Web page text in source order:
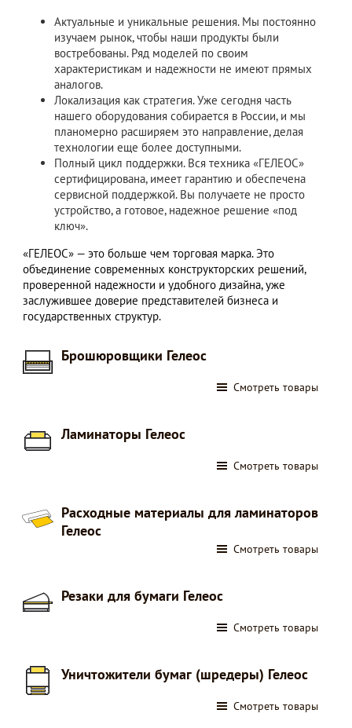
Актуальные и уникальные решения. Мы постоянно
изучаем рынок, чтобы наши продукты были
востребованы. Ряд моделей по своим
характеристикам и надежности не имеют прямых
аналогов.
Локализация как стратегия. Уже сегодня часть
нашего оборудования собирается в России, и мы
планомерно расширяем это направление, делая
технологии еще более доступными.
Полный цикл поддержки. Вся техника «ГЕЛЕОС»
сертифицирована, имеет гарантию и обеспечена
сервисной поддержкой. Вы получаете не просто
устройство, а готовое, надежное решение «под
ключ».
«ГЕЛЕОС» — это больше чем торговая марка. Это
объединение современных конструкторских решений,
проверенной надежности и удобного дизайна, уже
заслужившее доверие представителей бизнеса и
государственных структур.
Брошюровщики Гелеос
Смотреть товары
Ламинаторы Гелеос
Смотреть товары
Расходные материалы для ламинаторов
Гелеос
Смотреть товары
Резаки для бумаги Гелеос
Смотреть товары
Уничтожители бумаг (шредеры) Гелеос
Смотреть товары